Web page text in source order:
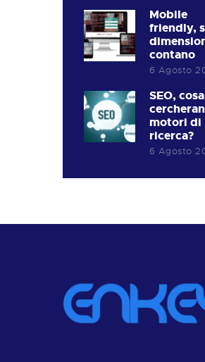
Mobile
friendly,
contano
6 Agosto
SEO, cosa
motori di
ricerca?
6 Agosto